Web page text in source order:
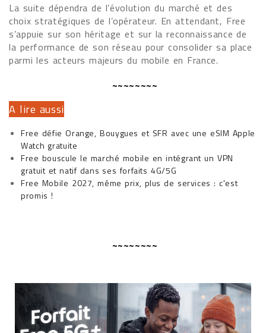
La suite dépendra de l’évolution du marché et des
choix stratégiques de l’opérateur. En attendant, Free
s’appuie sur son héritage et sur la reconnaissance de
la performance de son réseau pour consolider sa place
parmi les acteurs majeurs du mobile en France.
~~~~~~~~
A lire aussi
Free défie Orange, Bouygues et SFR avec une eSIM Apple
Watch gratuite
Free bouscule le marché mobile en intégrant un VPN
gratuit et natif dans ses forfaits 4G/5G
Free Mobile 2027, même prix, plus de services : c'est
promis !
~~~~~~~~